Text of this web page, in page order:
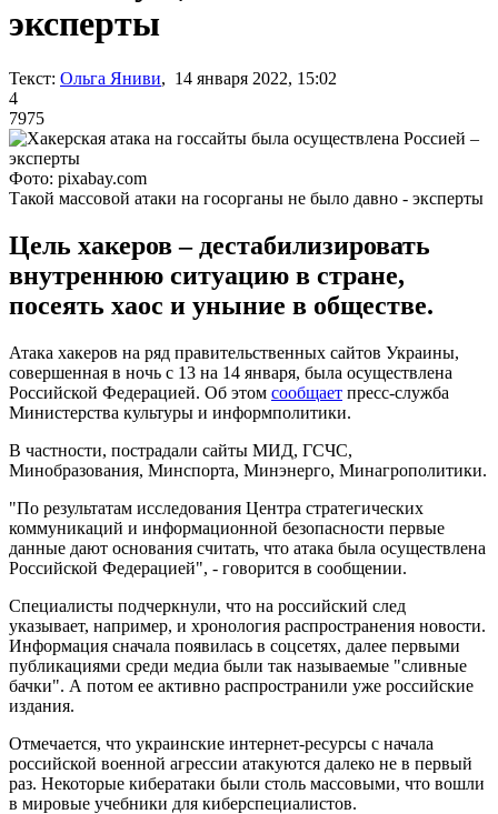
эксперты
Текст: Ольга Яниви, 14 января 2022, 15:02
4
7975
Фото: pixabay.com
Такой массовой атаки на госорганы не было давно - эксперты
Цель хакеров – дестабилизировать
внутреннюю ситуацию в стране,
посеять хаос и уныние в обществе.
Атака хакеров на ряд правительственных сайтов Украины,
совершенная в ночь с 13 на 14 января, была осуществлена
Российской Федерацией. Об этом сообщает пресс-служба
Министерства культуры и информполитики.
В частности, пострадали сайты МИД, ГСЧС,
Минобразования, Минспорта, Минэнерго, Минагрополитики.
"По результатам исследования Центра стратегических
коммуникаций и информационной безопасности первые
данные дают основания считать, что атака была осуществлена
Российской Федерацией", - говорится в сообщении.
Специалисты подчеркнули, что на российский след
указывает, например, и хронология распространения новости.
Информация сначала появилась в соцсетях, далее первыми
публикациями среди медиа были так называемые "сливные
бачки". А потом ее активно распространили уже российские
издания.
Отмечается, что украинские интернет-ресурсы с начала
российской военной агрессии атакуются далеко не в первый
раз. Некоторые кибератаки были столь массовыми, что вошли
в мировые учебники для киберспециалистов.